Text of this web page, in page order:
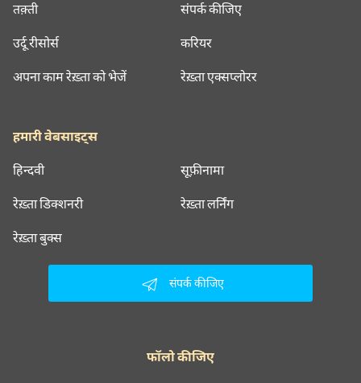
तक़्ती
उर्दू रीसोर्स
अपना काम रेख़्ता को भेजें
संपर्क कीजिए
करियर
रेख़्ता एक्सप्लोरर
हमारी वेबसाइट्स
हिन्दवी सूफ़ीनामा
रेख़्ता डिक्शनरी रेख़्ता लर्निंग
रेख़्ता बुक्स
संपर्क कीजिए
फॉलो कीजिए